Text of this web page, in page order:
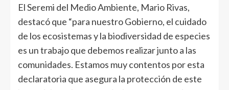
El Seremi del Medio Ambiente, Mario Rivas,
destacó que “para nuestro Gobierno, el cuidado
de los ecosistemas y la biodiversidad de especies
es un trabajo que debemos realizar junto a las
comunidades. Estamos muy contentos por esta
declaratoria que asegura la protección de este